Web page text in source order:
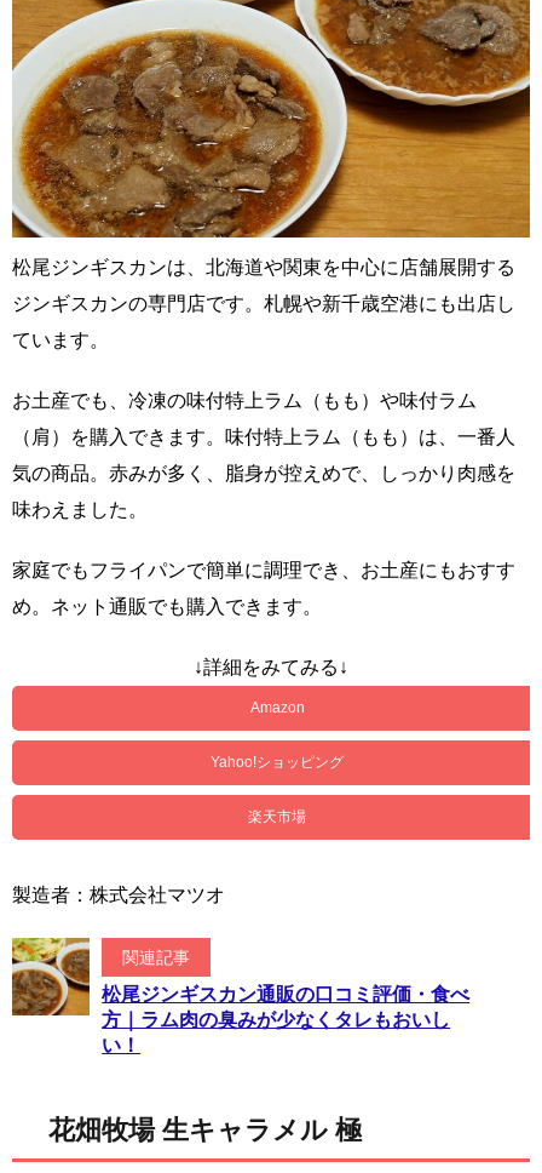
松尾ジンギスカンは、北海道や関東を中心に店舗展開する
ジンギスカンの専門店です。札幌や新千歳空港にも出店し
ています。
お土産でも、冷凍の味付特上ラム（もも）や味付ラム
（肩）を購入できます。味付特上ラム（もも）は、一番人
気の商品。赤みが多く、脂身が控えめで、しっかり肉感を
味わえました。
家庭でもフライパンで簡単に調理でき、お土産にもおすす
め。ネット通販でも購入できます。
↓詳細をみてみる↓
Amazon
Yahoo!ショッピング
楽天市場
製造者：株式会社マツオ
関連記事
松尾ジンギスカン通販の口コミ評価・食べ
方｜ラム肉の臭みが少なくタレもおいし
い！
花畑牧場 生キャラメル 極